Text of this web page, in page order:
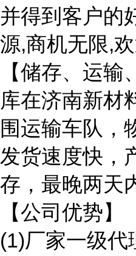
并得到客户的
源,商机无限,欢
【储存、运
库在济南新材
围运输车队，
发货速度快，
存，最晚两天
【公司优势】
(1)厂家一级代